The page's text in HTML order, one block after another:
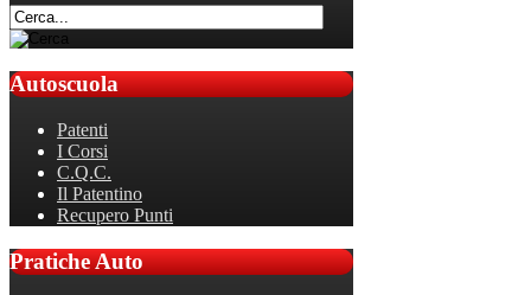
Autoscuola
Patenti
I Corsi
C.Q.C.
Il Patentino
Recupero Punti
PraticheAuto